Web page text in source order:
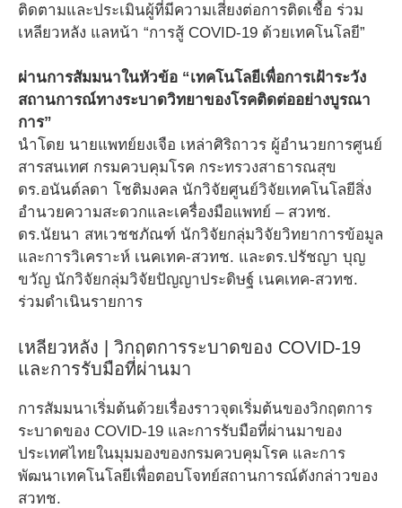
ติดตามและประเมินผู้ที่มีความเสี่ยงต่อการติดเชื้อ ร่วม
เหลียวหลัง แลหน้า “การสู้ COVID-19 ด้วยเทคโนโลยี”
ผ่านการสัมมนาในหัวข้อ “เทคโนโลยีเพื่อการเฝ้าระวัง
สถานการณ์ทางระบาดวิทยาของโรคติดต่ออย่างบูรณา
การ” ​
นำโดย นายแพทย์ยงเจือ เหล่าศิริถาวร ผู้อำนวยการศูนย์
สารสนเทศ กรมควบคุมโรค กระทรวงสาธารณสุข
ดร.อนันต์ลดา โชติมงคล นักวิจัยศูนย์วิจัยเทคโนโลยีสิ่ง
อำนวยความสะดวกและเครื่องมือแพทย์ – สวทช.
ดร.นัยนา สหเวชชภัณฑ์ นักวิจัยกลุ่มวิจัยวิทยาการข้อมูล
และการวิเคราะห์ เนคเทค-สวทช. และดร.ปรัชญา บุญ
ขวัญ นักวิจัยกลุ่มวิจัยปัญญาประดิษฐ์ เนคเทค-สวทช.
ร่วมดำเนินรายการ ​
เหลียวหลัง | วิกฤตการระบาดของ COVID-19
และการรับมือที่ผ่านมา
การสัมมนาเริ่มต้นด้วยเรื่องราวจุดเริ่มต้นของวิกฤตการ
ระบาดของ COVID-19 และการรับมือที่ผ่านมาของ
ประเทศไทยในมุมมองของกรมควบคุมโรค และการ
พัฒนาเทคโนโลยีเพื่อตอบโจทย์สถานการณ์ดังกล่าวของ
สวทช.